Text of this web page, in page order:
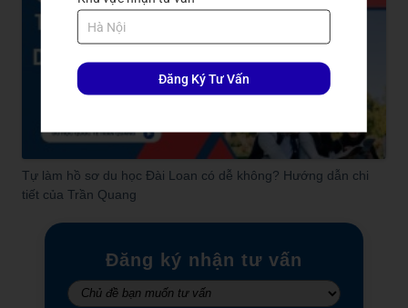
Tự làm hồ sơ du học Đài Loan có dễ không? Hướng dẫn chi
tiết của Trần Quang
Đăng ký nhận tư vấn
Đăng Ký Tư Vấn